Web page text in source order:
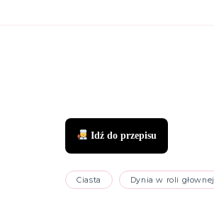
Idź do przepisu
Ciasta Dynia w roli głownej